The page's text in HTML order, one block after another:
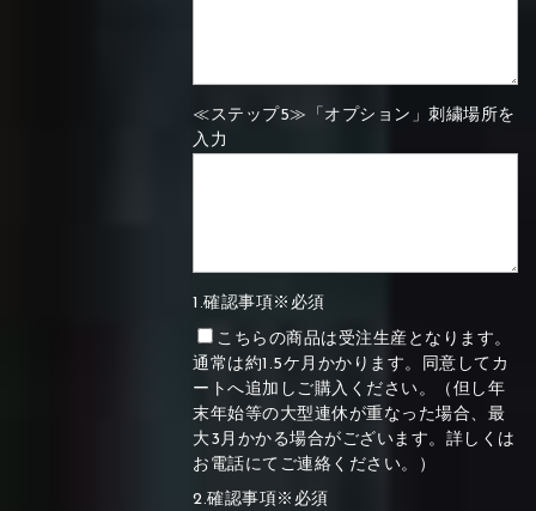
≪ステップ5≫「オプション」刺繍場所を
入力
1.確認事項※必須
こちらの商品は受注生産となります。
通常は約1.5ケ月かかります。同意してカ
ートへ追加しご購入ください。（但し年
末年始等の大型連休が重なった場合、最
大3月かかる場合がございます。詳しくは
お電話にてご連絡ください。）
2.確認事項※必須